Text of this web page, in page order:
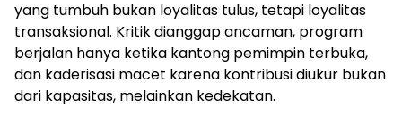
yang tumbuh bukan loyalitas tulus, tetapi loyalitas
transaksional. Kritik dianggap ancaman, program
berjalan hanya ketika kantong pemimpin terbuka,
dan kaderisasi macet karena kontribusi diukur bukan
dari kapasitas, melainkan kedekatan.